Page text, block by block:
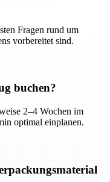
Fragen rund um
vorbereitet sind.
buchen?
2–4 Wochen im
optimal einplanen.